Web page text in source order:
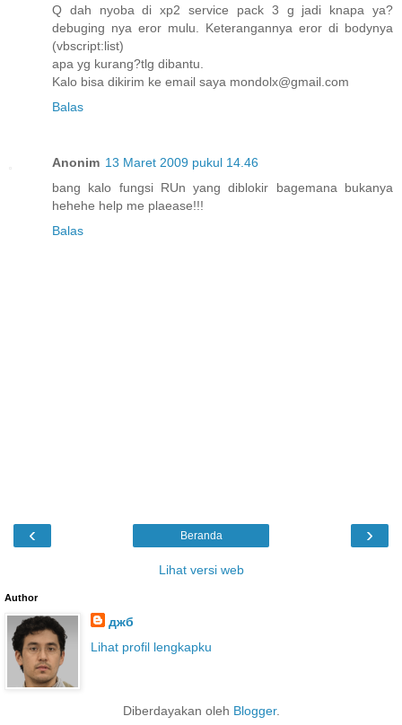
Q dah nyoba di xp2 service pack 3 g jadi knapa ya?
debuging nya eror mulu. Keterangannya eror di bodynya
(vbscript:list)
apa yg kurang?tlg dibantu.
Kalo bisa dikirim ke email saya mondolx@gmail.com
Balas
Anonim 13 Maret 2009 pukul 14.46
bang kalo fungsi RUn yang diblokir bagemana bukanya
hehehe help me plaease!!!
Balas
‹ ›
Beranda
Lihat versi web
Author
джб
Lihat profil lengkapku
Diberdayakan oleh Blogger.